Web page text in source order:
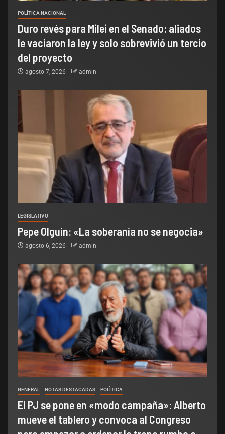
POLÍTICA NACIONAL
Duro revés para Milei en el Senado: aliados
le vaciaron la ley y solo sobrevivió un tercio
del proyecto
agosto 7, 2026 admin
LEGISLATIVO
Pepe Olguín: «La soberanía no se negocia»
agosto 6, 2026 admin
GENERAL NOTAS DESTACADAS POLÌTICA
El PJ se pone en «modo campaña»: Alberto
mueve el tablero y convoca al Congreso